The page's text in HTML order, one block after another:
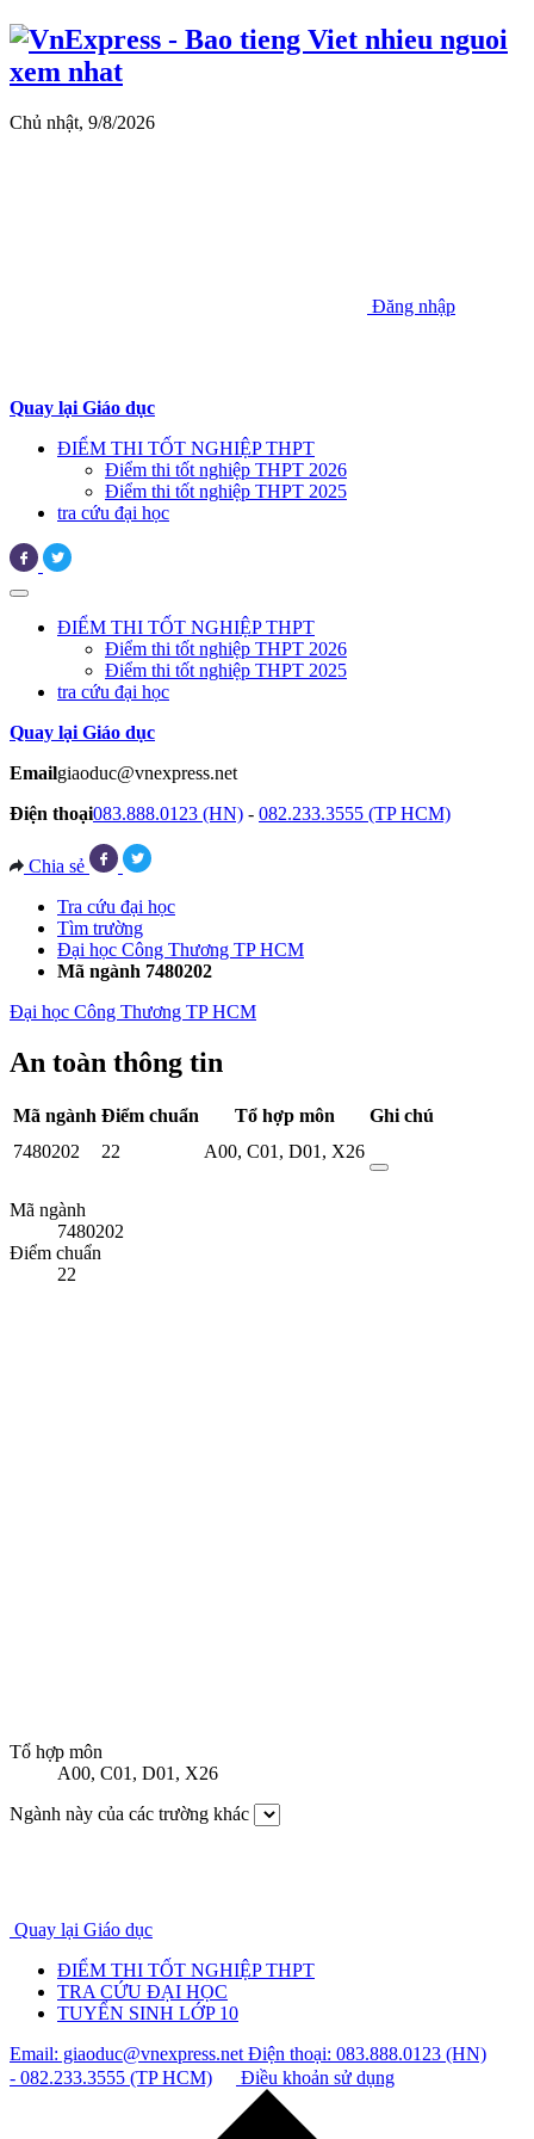
Chủ nhật, 9/8/2026
Đăng nhập
Quay lại Giáo dục
ĐIỂM THI TỐT NGHIỆP THPT
Điểm thi tốt nghiệp THPT 2026
Điểm thi tốt nghiệp THPT 2025
tra cứu đại học
ĐIỂM THI TỐT NGHIỆP THPT
Điểm thi tốt nghiệp THPT 2026
Điểm thi tốt nghiệp THPT 2025
tra cứu đại học
Quay lại Giáo dục
Emailgiaoduc@vnexpress.net
Điện thoại083.888.0123 (HN) - 082.233.3555 (TP HCM)
Chia sẻ
Tra cứu đại học
Tìm trường
Đại học Công Thương TP HCM
Mã ngành 7480202
Đại học Công Thương TP HCM
An toàn thông tin
Mã ngành Điểm chuẩn Tổ hợp môn
Ghi chú
7480202
22 A00, C01, D01, X26
Mã ngành
7480202
Điểm chuẩn
22
Tổ hợp môn
A00, C01, D01, X26
Ngành này của các trường khác
Quay lại Giáo dục
ĐIỂM THI TỐT NGHIỆP THPT
TRA CỨU ĐẠI HỌC
TUYỂN SINH LỚP 10
Email: giaoduc@vnexpress.netĐiện thoại: 083.888.0123 (HN)
- 082.233.3555 (TP HCM)
Điều khoản sử dụng